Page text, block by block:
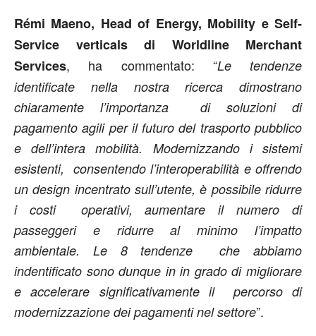
Rémi Maeno, Head of Energy, Mobility e Self-
Service verticals di Worldline Merchant
Services, ha commentato: “Le tendenze
identificate nella nostra ricerca dimostrano
chiaramente l’importanza di soluzioni di
pagamento agili per il futuro del trasporto pubblico
e dell’intera mobilità. Modernizzando i sistemi
esistenti, consentendo l’interoperabilità e offrendo
un design incentrato sull’utente, è possibile ridurre
i costi operativi, aumentare il numero di
passeggeri e ridurre al minimo l’impatto
ambientale. Le 8 tendenze che abbiamo
indentificato sono dunque in in grado di migliorare
e accelerare significativamente il percorso di
modernizzazione dei pagamenti nel settore”.